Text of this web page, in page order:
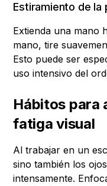
Estiramiento de la
Extienda una mano
mano, tire
Esto puede ser
uso intensivo del
Hábitos para
fatiga visual
Al trabajar en un
sino también los
intensamente.